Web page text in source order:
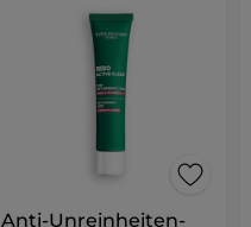
Anti-Unreinheiten-